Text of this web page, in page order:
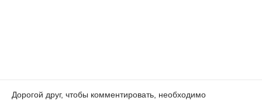
Дорогой друг, чтобы комментировать, необходимо